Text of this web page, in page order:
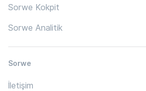
Sorwe Kokpit
Sorwe Analitik
Sorwe
İletişim